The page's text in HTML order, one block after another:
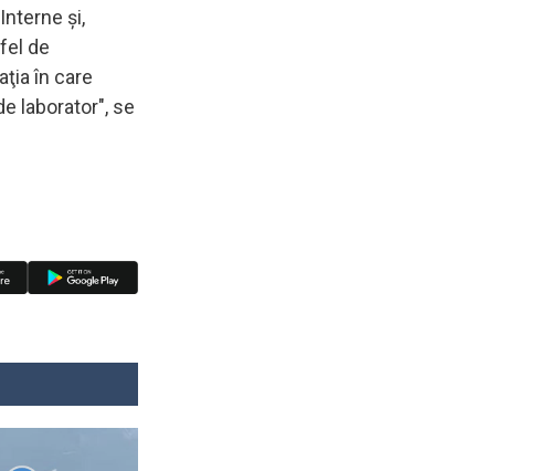
şi,
de
în care
laborator", se